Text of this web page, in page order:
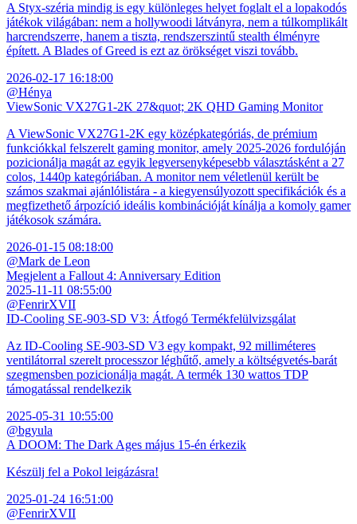
A Styx-széria mindig is egy különleges helyet foglalt el a lopakodós
játékok világában: nem a hollywoodi látványra, nem a túlkomplikált
harcrendszerre, hanem a tiszta, rendszerszintű stealth élményre
épített. A Blades of Greed is ezt az örökséget viszi tovább.
2026-02-17 16:18:00
@Hénya
ViewSonic VX27G1-2K 27&quot; 2K QHD Gaming Monitor
A ViewSonic VX27G1-2K egy középkategóriás, de prémium
funkciókkal felszerelt gaming monitor, amely 2025-2026 fordulóján
pozicionálja magát az egyik legversenyképesebb választásként a 27
colos, 1440p kategóriában. A monitor nem véletlenül került be
számos szakmai ajánlólistára - a kiegyensúlyozott specifikációk és a
megfizethető árpozíció ideális kombinációját kínálja a komoly gamer
játékosok számára.
2026-01-15 08:18:00
@Mark de Leon
Megjelent a Fallout 4: Anniversary Edition
2025-11-11 08:55:00
@FenrirXVII
ID-Cooling SE-903-SD V3: Átfogó Termékfelülvizsgálat
Az ID-Cooling SE-903-SD V3 egy kompakt, 92 milliméteres
ventilátorral szerelt processzor léghűtő, amely a költségvetés-barát
szegmensben pozicionálja magát. A termék 130 wattos TDP
támogatással rendelkezik
2025-05-31 10:55:00
@bgyula
A DOOM: The Dark Ages május 15-én érkezik
Készülj fel a Pokol leigázásra!
2025-01-24 16:51:00
@FenrirXVII